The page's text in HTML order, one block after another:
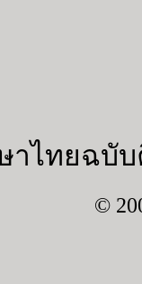
าไทยฉบับ
©